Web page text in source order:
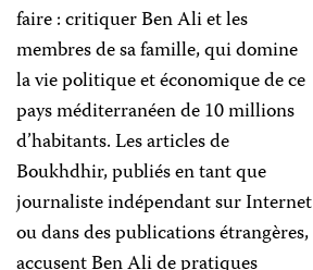
faire : critiquer Ben Ali et les
membres de sa famille, qui domine
la vie politique et économique de ce
pays méditerranéen de 10 millions
d’habitants. Les articles de
Boukhdhir, publiés en tant que
journaliste indépendant sur Internet
ou dans des publications étrangères,